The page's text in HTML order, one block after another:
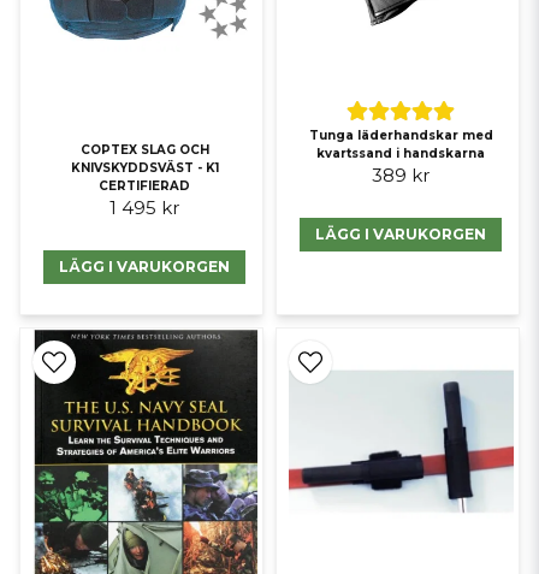
COPTEX SLAG OCH
KNIVSKYDDSVÄST - K1
CERTIFIERAD
1 495 kr
LÄGG I VARUKORGEN
Tunga läderhandskar med
kvartssand i handskarna
389 kr
LÄGG I VARUKORGEN